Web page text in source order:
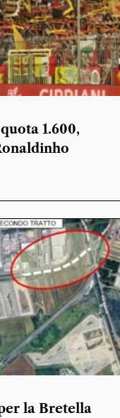
1.600,
la Bretella